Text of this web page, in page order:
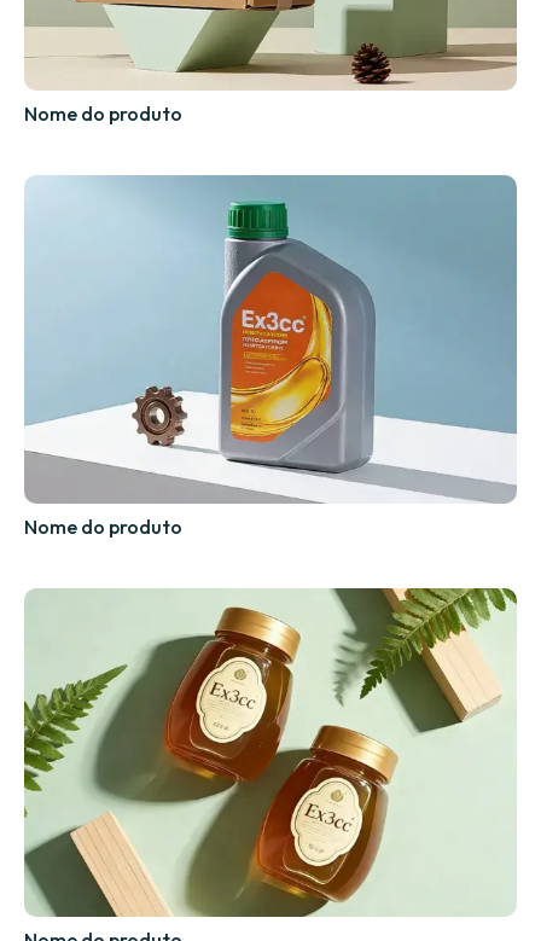
Nome do produto
Nome do produto